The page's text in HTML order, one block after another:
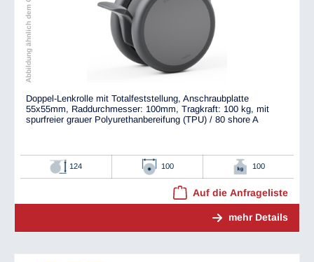
Abbildung ähnlich dem Original
Doppel-Lenkrolle mit Totalfeststellung, Anschraubplatte
55x55mm, Raddurchmesser: 100mm, Tragkraft: 100 kg, mit
spurfreier grauer Polyurethanbereifung (TPU) / 80 shore A
124 100 100
Auf die Anfrageliste
mehr Details